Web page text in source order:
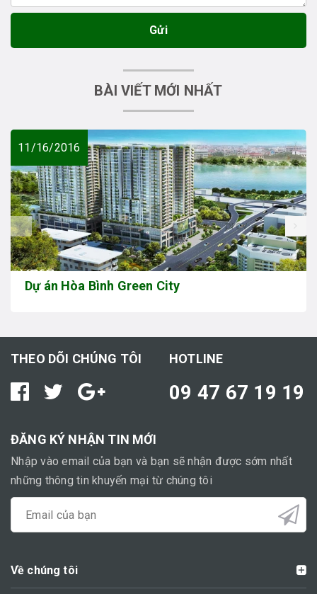
Gửi
BÀI VIẾT MỚI NHẤT
11/16/2016
Dự án Hòa Bình Green City
prev
THEO DÕI CHÚNG TÔI HOTLINE
09 47 67 19 19
ĐĂNG KÝ NHẬN TIN MỚI
Nhập vào email của bạn và bạn sẽ nhận được sớm nhất
những thông tin khuyến mại từ chúng tôi
Về chúng tôi